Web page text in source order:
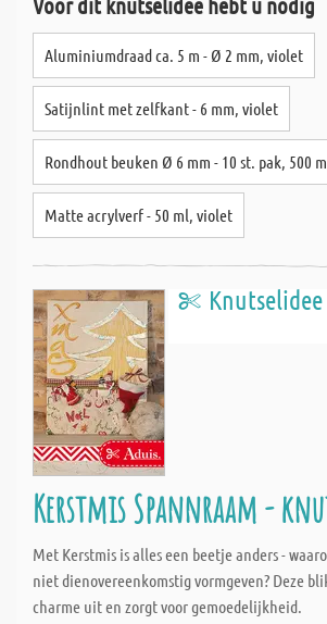
Aluminiumdraad ca. 5 m - Ø 2 mm, violet
Satijnlint met zelfkant - 6 mm, violet
Rondhout beuken Ø 6 mm - 10 st. pak, 500
Matte acrylverf - 50 ml, violet
Knutselidee
Kerstmis Spannraam -
Met Kerstmis is alles een beetje anders -
niet dienovereenkomstig vormgeven? Deze
charme uit en zorgt voor gemoedelijkheid.